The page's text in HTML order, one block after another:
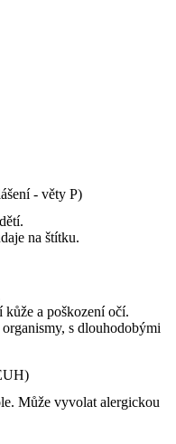
- věty P)
na štítku.
a poškození očí.
s dlouhodobými
Může vyvolat alergickou